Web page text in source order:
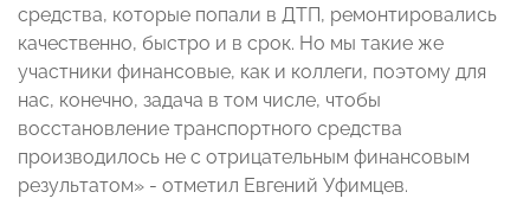
средства, которые попали в ДТП, ремонтировались
качественно, быстро и в срок. Но мы такие же
участники финансовые, как и коллеги, поэтому для
нас, конечно, задача в том числе, чтобы
восстановление транспортного средства
производилось не с отрицательным финансовым
результатом» - отметил Евгений Уфимцев.